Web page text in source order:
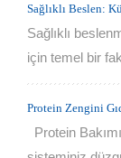
Sağlıklı Beslen:
Sağlıklı
için temel bir
Protein Zengini
Protein